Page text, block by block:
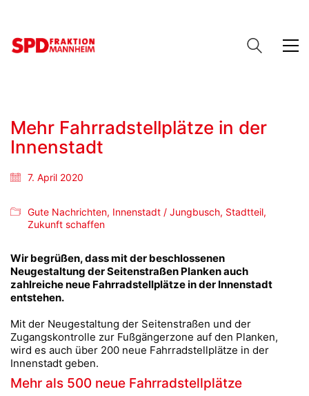
Mehr Fahrradstellplätze in der
Innenstadt
7. April 2020
Gute Nachrichten, Innenstadt / Jungbusch, Stadtteil,
Zukunft schaffen
Wir begrüßen, dass mit der beschlossenen
Neugestaltung der Seitenstraßen Planken auch
zahlreiche neue Fahrradstellplätze in der Innenstadt
entstehen.
Mit der Neugestaltung der Seitenstraßen und der
Zugangskontrolle zur Fußgängerzone auf den Planken,
wird es auch über 200 neue Fahrradstellplätze in der
Innenstadt geben.
Mehr als 500 neue Fahrradstellplätze